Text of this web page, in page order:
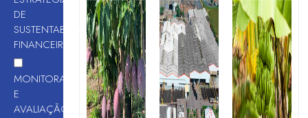
DE
SUSTENTABILIDADE
FINANCEIRA
MONITORAMENTO
E
AVALIAÇÃO